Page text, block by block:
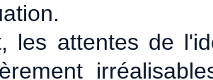
les attentes de